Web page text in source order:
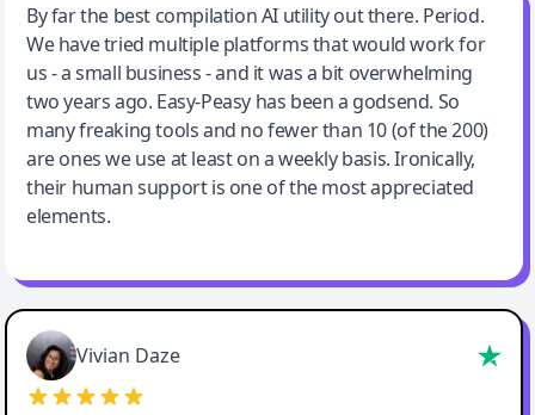
Jeff Wilson
By far the best compilation AI utility
By far the best compilation AI utility out there. Period.
We have tried multiple platforms that would work for
us - a small business - and it was a bit overwhelming
two years ago. Easy-Peasy has been a godsend. So
many freaking tools and no fewer than 10 (of the 200)
are ones we use at least on a weekly basis. Ironically,
their human support is one of the most appreciated
elements.
Vivian Daze